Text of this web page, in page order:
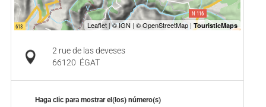
2 rue de las deveses
66120 ÉGAT
Haga clic para mostrar el(los) número(s)